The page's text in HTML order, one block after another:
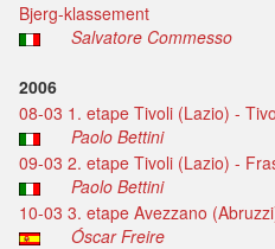
Bjerg-klassement
Salvatore Commesso
2006
08-03 1. etape Tivoli (Lazio) -
Paolo Bettini
09-03 2. etape Tivoli (Lazio) -
Paolo Bettini
10-03 3. etape Avezzano
Óscar Freire